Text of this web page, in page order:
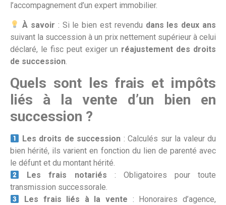
l’accompagnement d’un expert immobilier.
À savoir : Si le bien est revendu dans les deux ans
suivant la succession à un prix nettement supérieur à celui
déclaré, le fisc peut exiger un réajustement des droits
de succession
Quels sont les frais et impôts
liés à la vente d’un bien en
succession ?
Les droits de succession : Calculés sur la valeur du
bien hérité, ils varient en fonction du lien de parenté avec
le défunt et du montant hérité.
Les frais notariés : Obligatoires pour toute
transmission successorale.
Les frais liés à la vente : Honoraires d’agence,